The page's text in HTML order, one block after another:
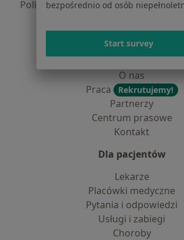
Polityka prywatności dla
Polityka cookies
Jak działają wyniki
O nas
Praca
Rekrutujemy!
Partnerzy
Centrum prasowe
Kontakt
Dla pacjentów
Lekarze
Placówki medyczne
Pytania i odpowiedzi
Usługi i zabiegi
Choroby
bezpośrednio od osób
Start survey